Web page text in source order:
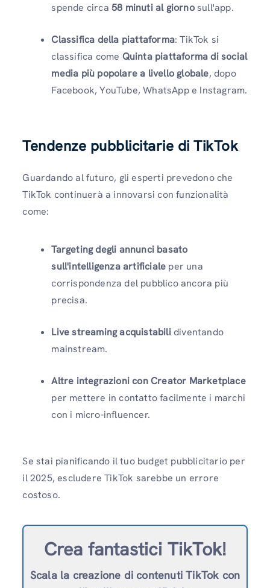
spende circa 58 minuti al giornosull'app.
Classifica della piattaforma: TikTok si
classifica come Quinta piattaforma di social
media più popolare a livello globale, dopo
Facebook, YouTube, WhatsApp e Instagram.
Tendenze pubblicitarie di TikTok
Guardando al futuro, gli esperti prevedono che
TikTok continuerà a innovarsi con funzionalità
come:
Targeting degli annunci basato
sull'intelligenza artificiale per una
corrispondenza del pubblico ancora più
precisa.
Live streaming acquistabilidiventando
mainstream.
Altre integrazioni con Creator Marketplace
per mettere in contatto facilmente i marchi
con i micro-influencer.
Se stai pianificando il tuo budget pubblicitario per
il 2025, escludere TikTok sarebbe un errore
costoso.
Crea fantastici TikTok!
Scala la creazione di contenuti TikTok con